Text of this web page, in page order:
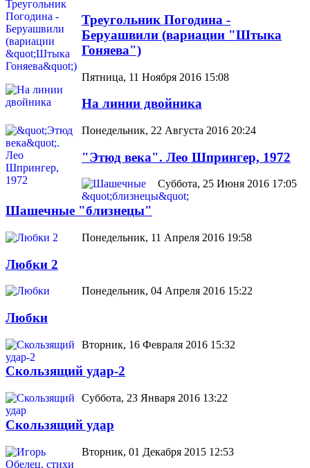
Треугольник Погодина -
Беруашвили (вариации "Штыка
Гоняева")
Пятница, 11 Ноября 2016 15:08
На линии двойника
Понедельник, 22 Августа 2016 20:24
"Этюд века". Лео Шпрингер, 1972
Суббота, 25 Июня 2016 17:05
Шашечные "близнецы"
Понедельник, 11 Апреля 2016 19:58
Любки 2
Понедельник, 04 Апреля 2016 15:22
Любки
Вторник, 16 Февраля 2016 15:32
Скользящий удар-2
Суббота, 23 Января 2016 13:22
Скользящий удар
Вторник, 01 Декабря 2015 12:53